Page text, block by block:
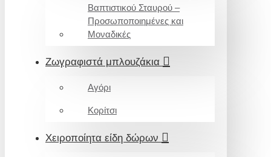
Βαπτιστικού Σταυρού –
Προσωποποιημένες και
Μοναδικές
Ζωγραφιστά μπλουζάκια
Αγόρι
Κορίτσι
Χειροποίητα είδη δώρων